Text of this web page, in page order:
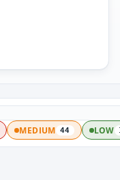
MEDIUM 44 LOW